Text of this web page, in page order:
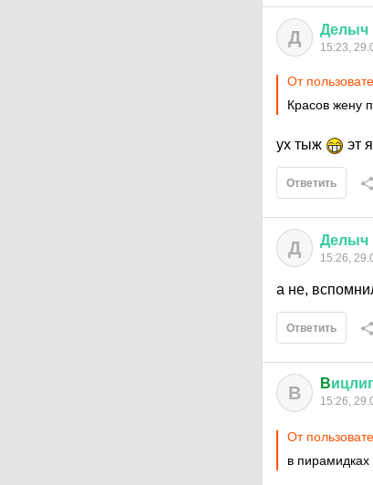
Д Делыч
15:23,
От
Красов жену
ух тыж эт
Ответить
Д Делыч
15:26,
а не,
Ответить
B B
15:26,
От
в пирамидках